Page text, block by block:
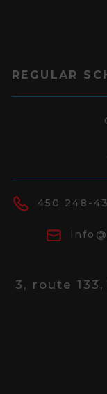
REGULAR
450 248-
3, route 133,